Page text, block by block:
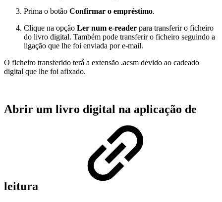
Prima o botão Confirmar o empréstimo.
Clique na opção Ler num e-reader para transferir o ficheiro
do livro digital. Também pode transferir o ficheiro seguindo a
ligação que lhe foi enviada por e-mail.
O ficheiro transferido terá a extensão .acsm devido ao cadeado
digital que lhe foi afixado.
Abrir um livro digital na aplicação de
leitura